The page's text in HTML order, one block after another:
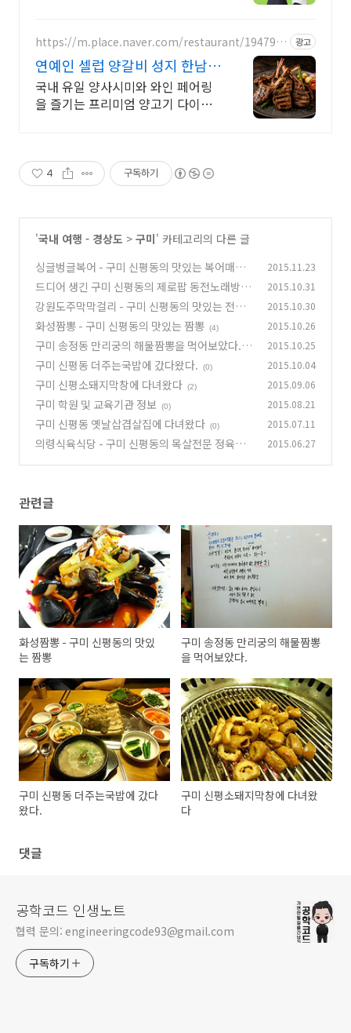
https://m.place.naver.com/restaurant/194792
광고
연예인 셀럽 양갈비 성지 한남동
단체모임 고급 양갈비
국내 유일 양사시미와 와인 페어링
을 즐기는 프리미엄 양고기 다이닝
4 구독하기
'국내 여행 - 경상도 > 구미' 카테고리의 다른 글
싱글벙글복어 - 구미 신평동의 맛있는 복어매운
탕
(0)
2015.11.23
드디어 생긴 구미 신평동의 제로팝 동전노래방
(0)
2015.10.31
강원도주막막걸리 - 구미 신평동의 맛있는 전집
(2)
2015.10.30
화성짬뽕 - 구미 신평동의 맛있는 짬뽕 (4) 2015.10.26
구미 송정동 만리궁의 해물짬뽕을 먹어보았다.
(0)
2015.10.25
구미 신평동 더주는국밥에 갔다왔다. (0) 2015.10.04
구미 신평소돼지막창에 다녀왔다 (2) 2015.09.06
구미 학원 및 교육기관 정보 (0) 2015.08.21
구미 신평동 옛날삽겹살집에 다녀왔다 (0) 2015.07.11
의령식육식당 - 구미 신평동의 목살전문 정육점 2015.06.27
관련글
화성짬뽕 - 구미 신평동의 맛있
는 짬뽕
구미 송정동 만리궁의 해물짬뽕
을 먹어보았다.
구미 신평동 더주는국밥에 갔다
왔다.
구미 신평소돼지막창에 다녀왔
다
댓글
공학코드 인생노트
협력 문의: engineeringcode93@gmail.com
구독하기